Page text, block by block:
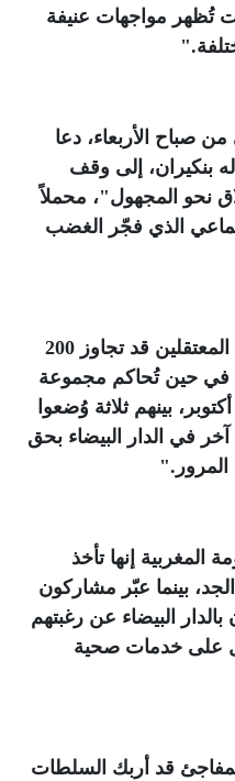
تُظهر مواجهات عنيفة
".
صباح الأربعاء، دعا
بنكيران، إلى وقف
نحو المجهول"، محملاً
الذي فجّر الغضب
وبحسب "لوموند"، فإنّ: "عدد المعتقلين قد تجاوز 200
في حين تُحاكم مجموعة
أولى من 37 موقوفاً بدءاً من 7 أكتوبر، بينهم ثلاثة وُضعوا
في الدار البيضاء بحق
".
إنها تأخذ
بينما عبّر مشاركون
البيضاء عن رغبتهم
على خدمات صحية
قد أربك السلطات